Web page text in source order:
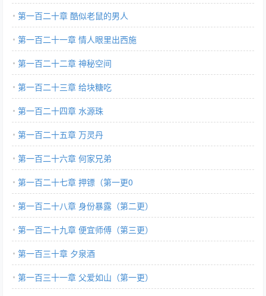
第一百二十章 酷似老鼠的男人
第一百二十一章 情人眼里出西施
第一百二十二章 神秘空间
第一百二十三章 给块糖吃
第一百二十四章 水源珠
第一百二十五章 万灵丹
第一百二十六章 何家兄弟
第一百二十七章 押镖（第一更0
第一百二十八章 身份暴露（第二更）
第一百二十九章 便宜师傅（第三更）
第一百三十章 夕泉酒
第一百三十一章 父爱如山（第一更）